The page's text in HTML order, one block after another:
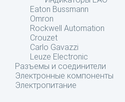
Eaton Bussmann
Omron
Rockwell Automation
Crouzet
Carlo Gavazzi
Leuze Electronic
Разъемы и соединители
Электронные компоненты
Электропитание